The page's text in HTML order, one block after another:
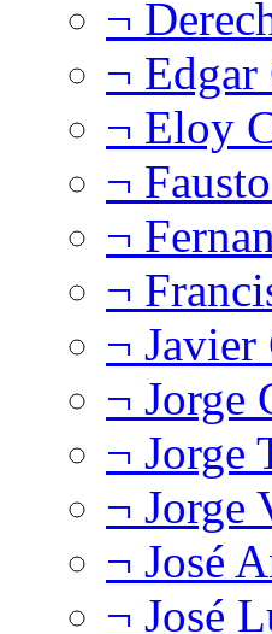
¬
¬ Edgar
¬ Eloy
¬
¬
¬
¬ Javier
¬ Jorge
¬ Jorge
¬ Jorge
¬ José
¬ José